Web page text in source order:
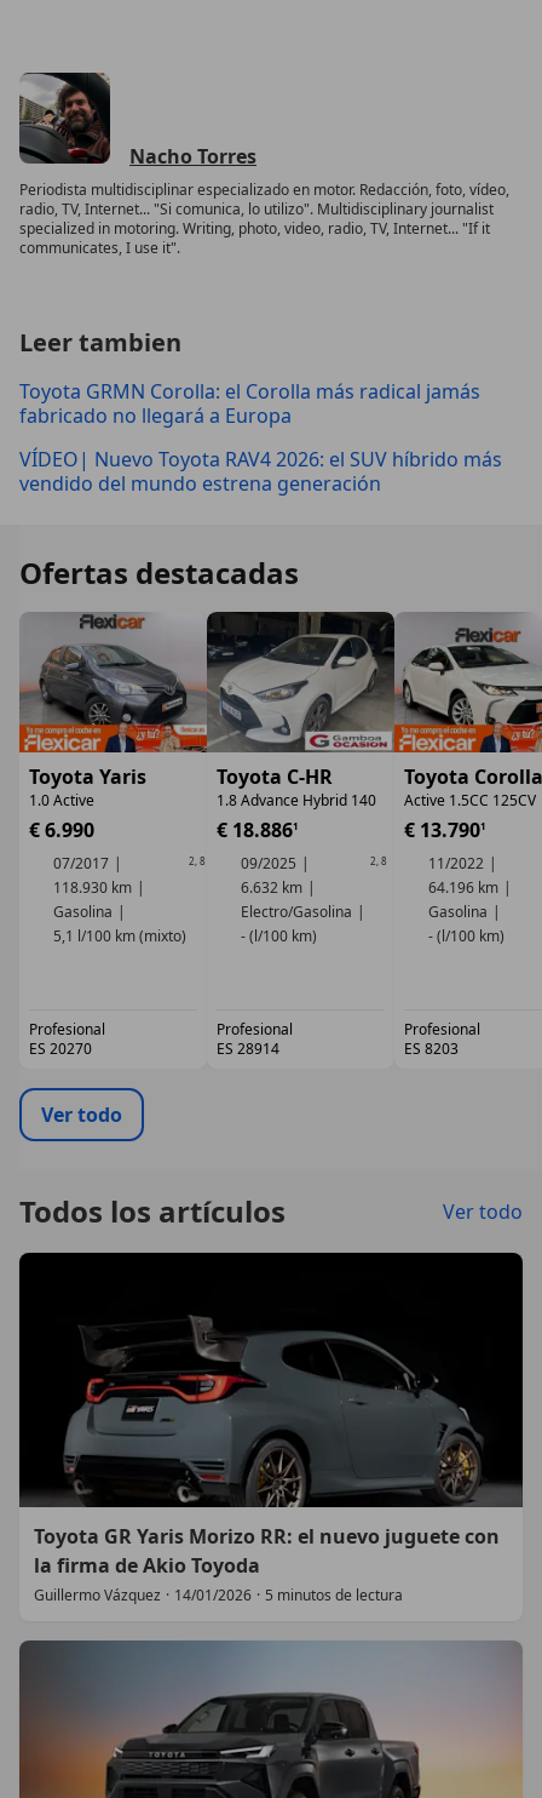
Nacho Torres
Periodista multidisciplinar especializado en motor. Redacción, foto, vídeo,
radio, TV, Internet... "Si comunica, lo utilizo". Multidisciplinary journalist
specialized in motoring. Writing, photo, video, radio, TV, Internet... "If it
communicates, I use it".
Leer tambien
Toyota GRMN Corolla: el Corolla más radical jamás
fabricado no llegará a Europa
VÍDEO| Nuevo Toyota RAV4 2026: el SUV híbrido más
vendido del mundo estrena generación
Ofertas destacadas
Toyota Yaris
1.0 Active
€ 6.990
07/2017
118.930 km
Gasolina
5,1 l/100 km (mixto)
2 8
Profesional
ES 20270
Toyota C-HR
1.8 Advance Hybrid 140
€ 18.8861
09/2025
6.632 km
Electro/Gasolina
- (l/100 km)
2 8
Profesional
ES 28914
Toyota Corolla
Active 1.5CC 125CV
€ 13.7901
11/2022
64.196 km
Gasolina
- (l/100 km)
Profesional
ES 8203
Ver todo
Todos los artículos Ver todo
Toyota GR Yaris Morizo RR: el nuevo juguete con
la firma de Akio Toyoda
Guillermo Vázquez · 14/01/2026 · 5 minutos de lectura